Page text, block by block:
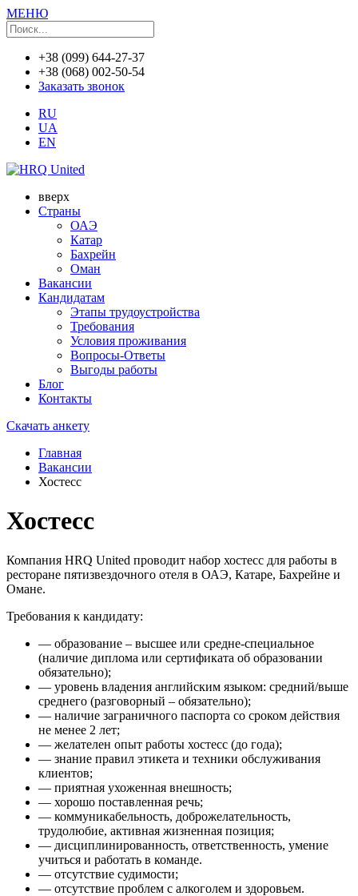
МЕНЮ
+38 (099) 644-27-37
+38 (068) 002-50-54
Заказать звонок
RU
UA
EN
вверх
Страны
ОАЭ
Катар
Бахрейн
Оман
Вакансии
Кандидатам
Этапы трудоустройства
Требования
Условия проживания
Вопросы-Ответы
Выгоды работы
Блог
Контакты
Скачать анкету
Главная
Вакансии
Хостесc
Хостесc
Компания HRQ United проводит набор хостесс для работы в
ресторане пятизвездочного отеля в ОАЭ, Катаре, Бахрейне и
Омане.
Требования к кандидату:
— образование – высшее или средне-специальное
(наличие диплома или сертификата об образовании
обязательно);
— уровень владения английским языком: средний/выше
среднего (разговорный – обязательно);
— наличие заграничного паспорта со сроком действия
не менее 2 лет;
— желателен опыт работы хостесс (до года);
— знание правил этикета и техники обслуживания
клиентов;
— приятная ухоженная внешность;
— хорошо поставленная речь;
— коммуникабельность, доброжелательность,
трудолюбие, активная жизненная позиция;
— дисциплинированность, ответственность, умение
учиться и работать в команде.
— отсутствие судимости;
— отсутствие проблем с алкоголем и здоровьем.